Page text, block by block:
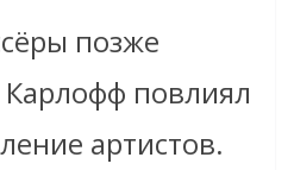
позже
повлиял
артистов.